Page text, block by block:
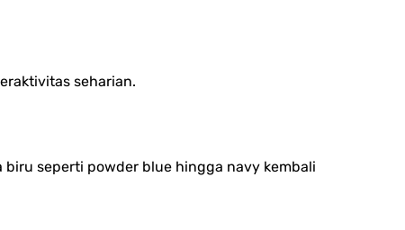
seharian.
seperti powder blue hingga navy kembali